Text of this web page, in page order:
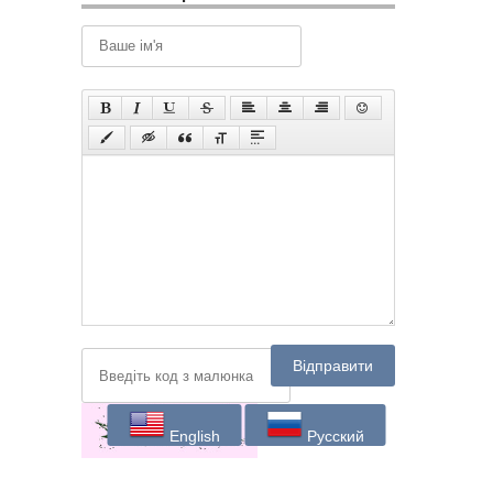
Відправити
English Русский